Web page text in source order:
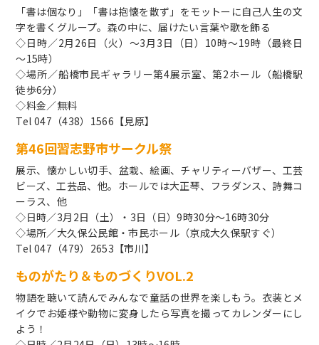
「書は個なり」「書は抱懐を散ず」をモットーに自己人生の文
字を書くグループ。森の中に、届けたい言葉や歌を飾る
◇日時／2月26日（火）～3月3日（日）10時～19時（最終日
～15時）
◇場所／船橋市民ギャラリー第4展示室、第2ホール（船橋駅
徒歩6分）
◇料金／無料
Tel 047（438）1566【見原】
第46回習志野市サークル祭
展示、懐かしい切手、盆栽、絵画、チャリティーバザー、工芸
ビーズ、工芸品、他。ホールでは大正琴、フラダンス、詩舞コ
ーラス、他
◇日時／3月2日（土）・3日（日）9時30分～16時30分
◇場所／大久保公民館・市民ホール（京成大久保駅すぐ）
Tel 047（479）2653【市川】
ものがたり＆ものづくりVOL.2
物語を聴いて読んでみんなで童話の世界を楽しもう。衣装とメ
イクでお姫様や動物に変身したら写真を撮ってカレンダーにし
よう！